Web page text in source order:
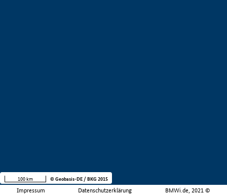
Impressum Datenschutzerklärung BMWi.de, 2021 ©
100 km © Geobasis-DE / BKG 2015